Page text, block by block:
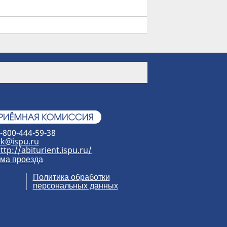
800-444-59-38
abiturient.ispu.ru/
проезда
Политика обработки
персональных данных